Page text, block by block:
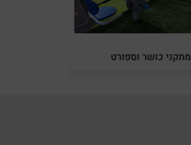
מתקני כושר וספורט